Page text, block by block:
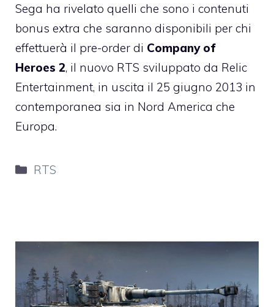
Sega ha rivelato quelli che sono i contenuti
bonus extra che saranno disponibili per chi
effettuerà il pre-order di Company of
Heroes 2, il nuovo RTS sviluppato da Relic
Entertainment, in uscita il 25 giugno 2013 in
contemporanea sia in Nord America che
Europa.
Categorie
RTS